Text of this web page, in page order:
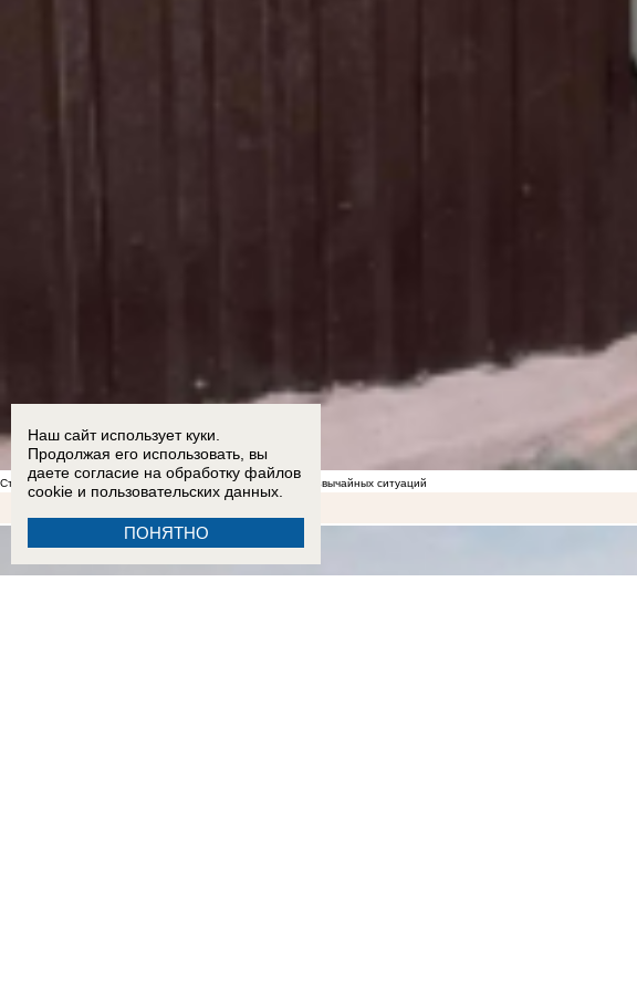
Стал известен список укрытий в Морозовске на случай чрезвычайных ситуаций
Наш сайт использует куки.
Продолжая его использовать, вы
даете согласие на обработку файлов
cookie и пользовательских данных.
ПОНЯТНО